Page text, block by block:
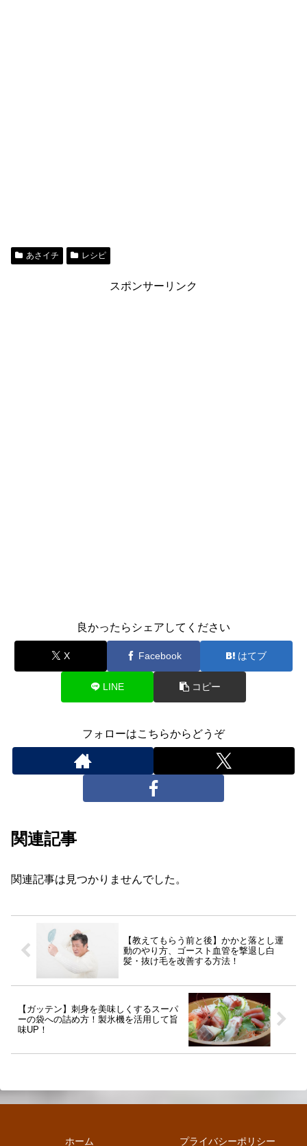
あさイチ レシピ
スポンサーリンク
良かったらシェアしてください
X Facebook はてブ
LINE コピー
フォローはこちらからどうぞ
関連記事
関連記事は見つかりませんでした。
【教えてもらう前と後】かかと落とし運
動のやり方、ゴースト血管を撃退し白
髪・抜け毛を改善する方法！
【ガッテン】刺身を美味しくするスーパ
ーの袋への詰め方！製氷機を活用して旨
味UP！
ホーム プライバシーポリシー